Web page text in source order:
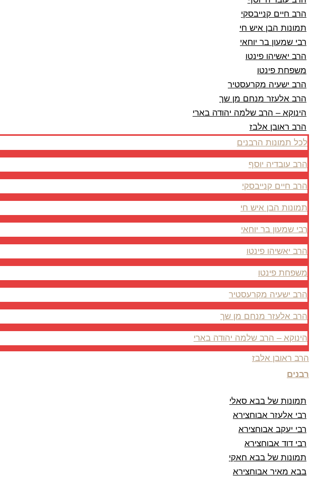
הרב חיים קנייבסקי
תמונות הבן איש חי
רבי שמעון בר יוחאי
הרב יאשיהו פינטו
משפחת פינטו
הרב ישעיה מקרעסטיר
הרב אלעזר מנחם מן שך
הינוקא – הרב שלמה יהודה בארי
הרב ראובן אלבז
לכל תמונות הרבנים
הרב עובדיה יוסף
הרב חיים קנייבסקי
תמונות הבן איש חי
רבי שמעון בר יוחאי
הרב יאשיהו פינטו
משפחת פינטו
הרב ישעיה מקרעסטיר
הרב אלעזר מנחם מן שך
הינוקא – הרב שלמה יהודה בארי
הרב ראובן אלבז
רבנים
תמונות של בבא סאלי
רבי אלעזר אבוחצירא
רבי יעקב אבוחצירא
רבי דוד אבוחצירא
תמונות של בבא חאקי
בבא מאיר אבוחצירא